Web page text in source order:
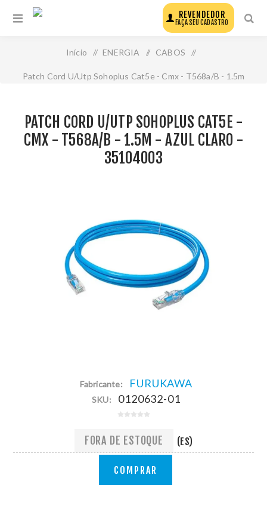
REVENDEDOR
FAÇA SEU CADASTRO
Início / ENERGIA / CABOS /
Patch Cord U/Utp Sohoplus Cat5e - Cmx - T568a/B - 1.5m
PATCH CORD U/UTP SOHOPLUS CAT5E -
CMX - T568A/B - 1.5M - AZUL CLARO -
35104003
Fabricante: FURUKAWA
SKU: 0120632-01
FORA DE ESTOQUE (ES)
COMPRAR